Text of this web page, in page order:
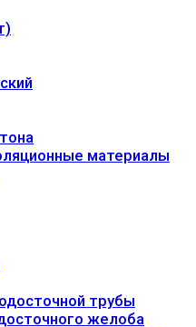
материалы
трубы
желоба